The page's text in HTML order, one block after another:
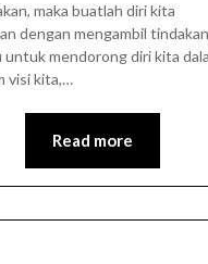
maka buatlah diri kita
dengan mengambil
mendorong diri kita
visi kita,…
Read more